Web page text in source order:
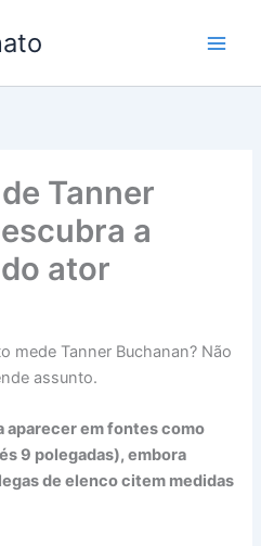
Tanner
a
ator
mede Tanner Buchanan? Não
assunto.
aparecer em fontes como
9 polegadas), embora
de elenco citem medidas